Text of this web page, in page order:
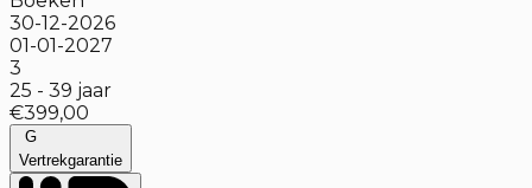
30-12-2026
01-01-2027
3
25 - 39 jaar
€399,00
G
Vertrekgarantie